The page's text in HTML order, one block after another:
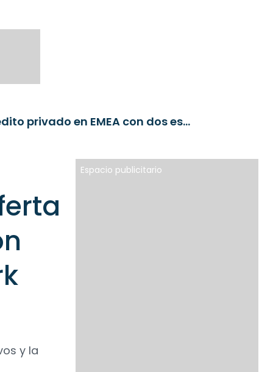
Janus Henderson amplía su oferta de crédito privado en EMEA con dos estrategias de Victory Park Capital
y la
Espacio publicitario